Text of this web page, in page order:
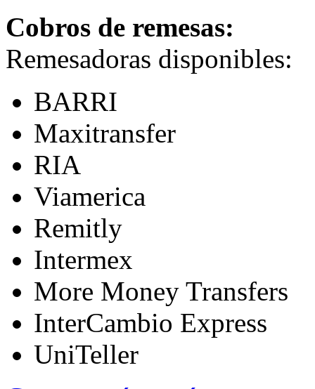
Cobros de remesas:
Remesadoras disponibles:
BARRI
Maxitransfer
RIA
Viamerica
Remitly
Intermex
More Money Transfers
InterCambio Express
UniTeller